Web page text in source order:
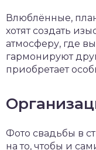
Влюблённые,
хотят создать
атмосферу, где
гармонируют
приобретает
Фото свадьбы в
на то, чтобы и